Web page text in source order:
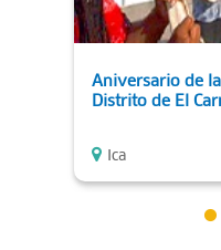
Aniversario de
Distrito de El
Ica